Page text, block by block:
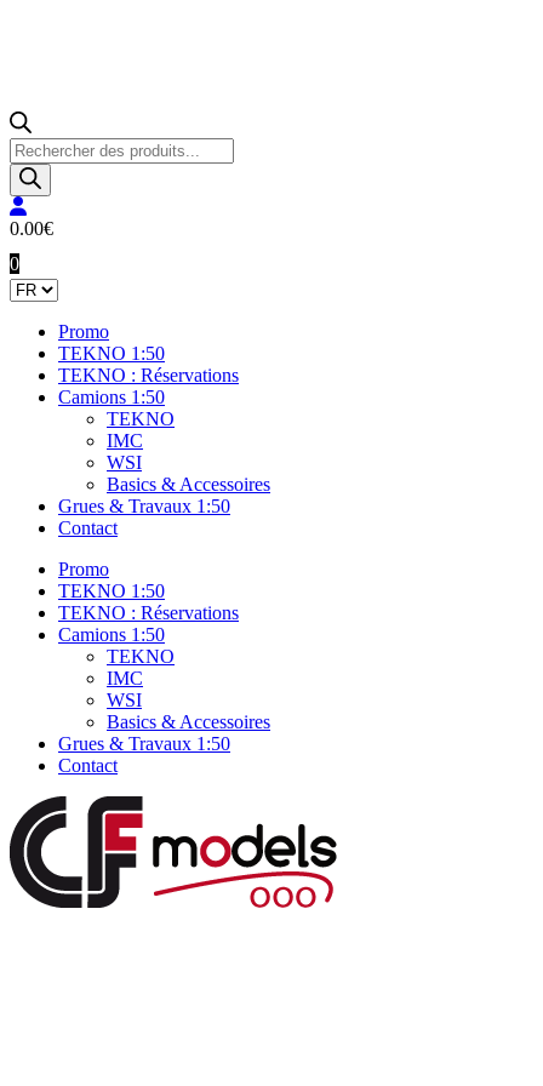
Recherche
de
produits
0.00€
0
Promo
TEKNO 1:50
TEKNO : Réservations
Camions 1:50
TEKNO
IMC
WSI
Basics & Accessoires
Grues & Travaux 1:50
Contact
Promo
TEKNO 1:50
TEKNO : Réservations
Camions 1:50
TEKNO
IMC
WSI
Basics & Accessoires
Grues & Travaux 1:50
Contact